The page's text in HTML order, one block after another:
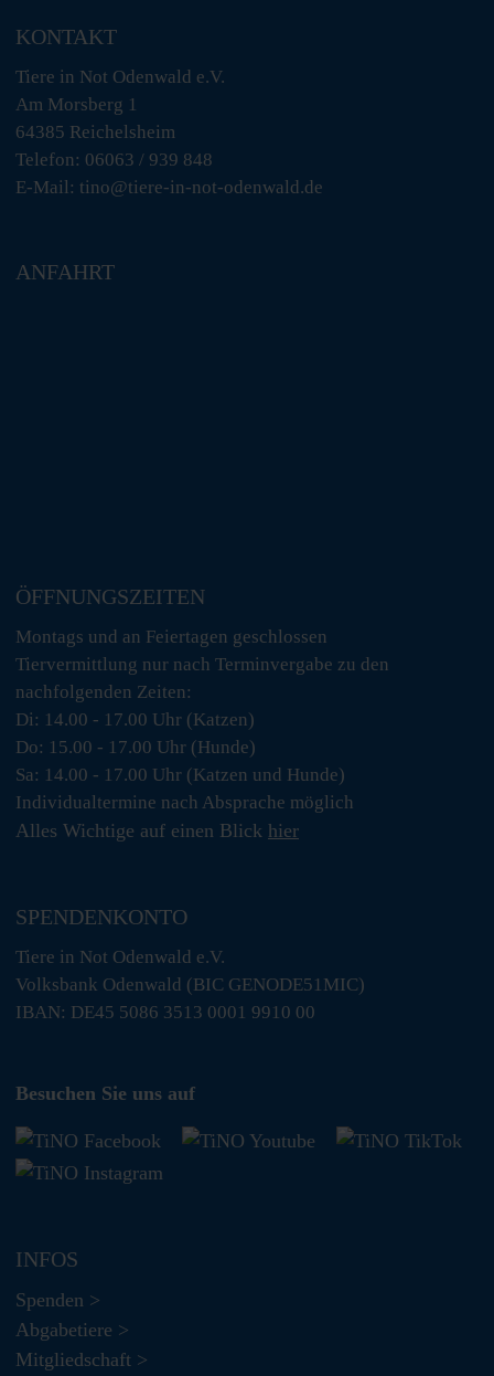
KONTAKT
Tiere in Not Odenwald e.V.
Am Morsberg 1
64385 Reichelsheim
Telefon: 06063 / 939 848
E-Mail: tino@tiere-in-not-odenwald.de
ANFAHRT
ÖFFNUNGSZEITEN
Montags und an Feiertagen geschlossen
Tiervermittlung nur nach Terminvergabe zu den
nachfolgenden Zeiten:
Di: 14.00 - 17.00 Uhr (Katzen)
Do: 15.00 - 17.00 Uhr (Hunde)
Sa: 14.00 - 17.00 Uhr (Katzen und Hunde)
Individualtermine nach Absprache möglich
Alles Wichtige auf einen Blick hier
SPENDENKONTO
Tiere in Not Odenwald e.V.
Volksbank Odenwald (BIC GENODE51MIC)
IBAN: DE45 5086 3513 0001 9910 00
Besuchen Sie uns auf
INFOS
Spenden >
Abgabetiere >
Mitgliedschaft >